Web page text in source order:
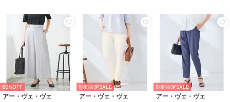
60%OFF
アー・ヴェ・ヴェ
期間限定SALE
アー・ヴェ・ヴェ
期間限定SALE
アー・ヴェ・ヴェ